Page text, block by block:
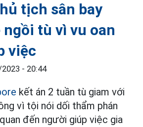
tịch sân bay
tù vì vu oan
việc
- 20:44
kết án 2 tuần tù giam với
vì tội nói dối thẩm phán
đến người giúp việc gia